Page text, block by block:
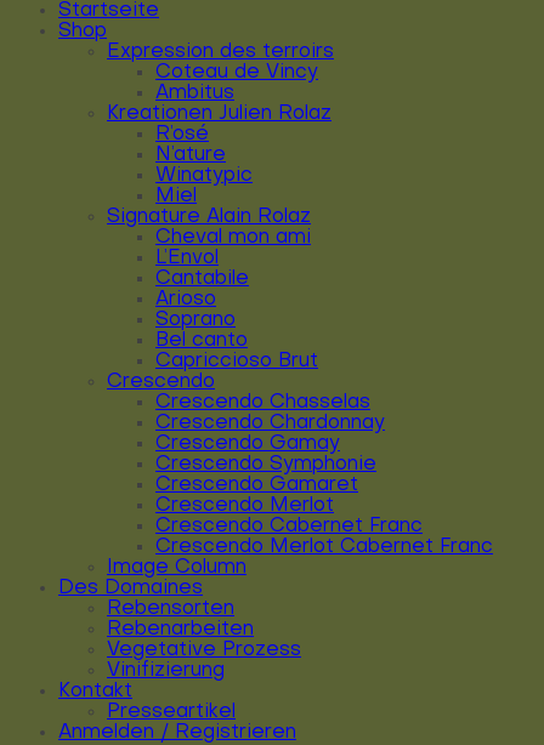
Startseite
Shop
Expression des terroirs
Coteau de Vincy
Ambitus
Kreationen Julien Rolaz
R’osé
N’ature
Winatypic
Miel
Signature Alain Rolaz
Cheval mon ami
L’Envol
Cantabile
Arioso
Soprano
Bel canto
Capriccioso Brut
Crescendo
Crescendo Chasselas
Crescendo Chardonnay
Crescendo Gamay
Crescendo Symphonie
Crescendo Gamaret
Crescendo Merlot
Crescendo Cabernet Franc
Crescendo Merlot Cabernet Franc
Image Column
Des Domaines
Rebensorten
Rebenarbeiten
Vegetative Prozess
Vinifizierung
Kontakt
Presseartikel
Anmelden / Registrieren